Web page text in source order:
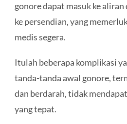
gonore dapat masuk ke
ke persendian, yang
medis segera.
Itulah beberapa komplikasi
tanda-tanda awal gonore,
dan berdarah, tidak
yang tepat.